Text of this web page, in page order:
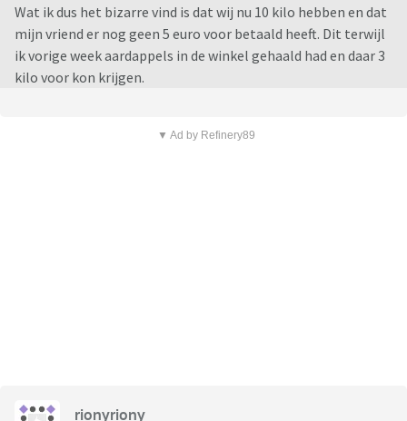
Wat ik dus het bizarre vind is dat wij nu 10 kilo hebben en dat
mijn vriend er nog geen 5 euro voor betaald heeft. Dit terwijl
ik vorige week aardappels in de winkel gehaald had en daar 3
kilo voor kon krijgen.
▼ Ad by Refinery89
rionyriony